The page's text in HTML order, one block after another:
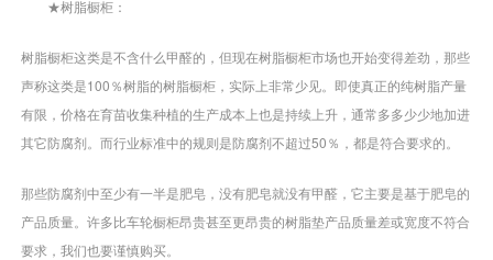
★树脂橱柜：
树脂橱柜这类是不含什么甲醛的，但现在树脂橱柜市场也开始变得差劲，那些
声称这类是100％树脂的树脂橱柜，实际上非常少见。即使真正的纯树脂产量
有限，价格在育苗收集种植的生产成本上也是持续上升，通常多多少少地加进
其它防腐剂。而行业标准中的规则是防腐剂不超过50％，都是符合要求的。
那些防腐剂中至少有一半是肥皂，没有肥皂就没有甲醛，它主要是基于肥皂的
产品质量。许多比车轮橱柜昂贵甚至更昂贵的树脂垫产品质量差或宽度不符合
要求，我们也要谨慎购买。